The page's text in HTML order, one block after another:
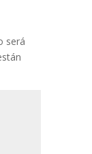
será